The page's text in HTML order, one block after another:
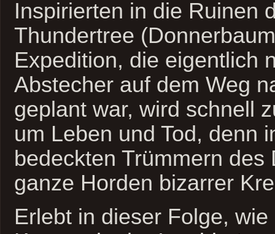
Inspirierten in die Ruinen
Thundertree
Expedition, die eigentlich
Abstecher auf dem Weg
geplant war, wird schnell
um Leben und Tod, denn
bedeckten Trümmern des
ganze Horden bizarrer
Erlebt in dieser Folge, wie